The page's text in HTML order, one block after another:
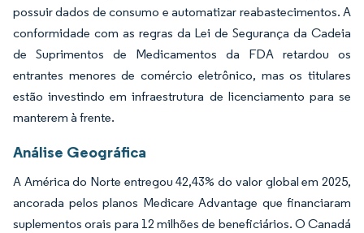
possuir dados de consumo e automatizar reabastecimentos. A
conformidade com as regras da Lei de Segurança da Cadeia
de Suprimentos de Medicamentos da FDA retardou os
entrantes menores de comércio eletrônico, mas os titulares
estão investindo em infraestrutura de licenciamento para se
manterem à frente.
Análise Geográfica
A América do Norte entregou 42,43% do valor global em 2025,
ancorada pelos planos Medicare Advantage que financiaram
suplementos orais para 12 milhões de beneficiários. O Canadá